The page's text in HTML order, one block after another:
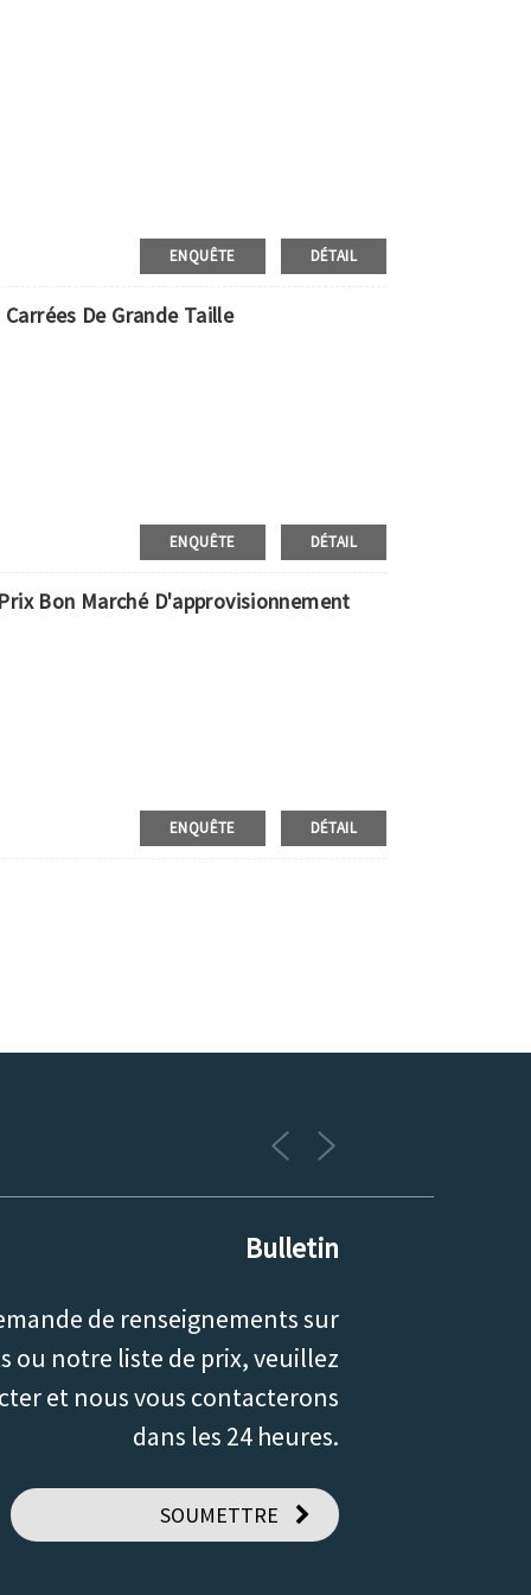
ENQUÊTE DÉTAIL
De Grande Taille
ENQUÊTE DÉTAIL
Bon Marché D'approvisionnement
ENQUÊTE DÉTAIL
Bulletin
de renseignements sur
ou notre liste de prix, veuillez
et nous vous contacterons
dans les 24 heures.
SOUMETTRE